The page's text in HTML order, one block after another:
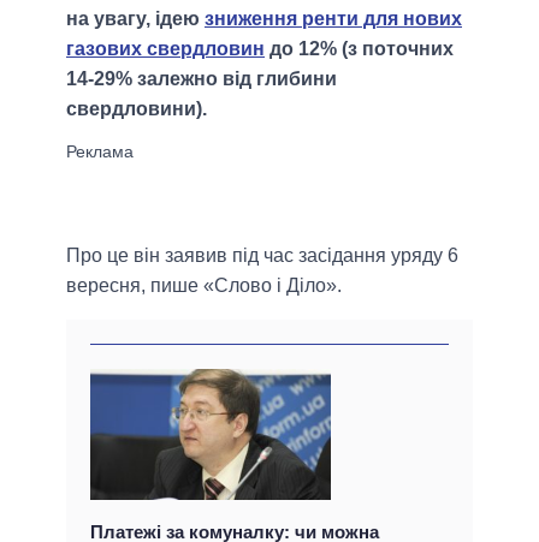
на увагу, ідею зниження ренти для нових
газових свердловин до 12% (з поточних
14-29% залежно від глибини
свердловини).
Про це він заявив під час засідання уряду 6
вересня, пише «Слово і Діло».
Платежі за комуналку: чи можна